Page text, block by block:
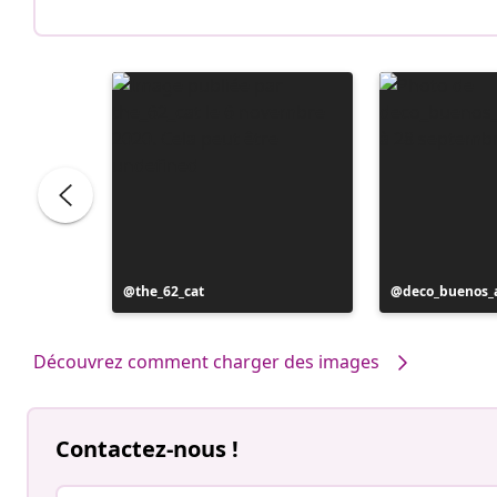
Publication
publiée
the_62_cat
Publication
publiée
Découvrez comment charger des images
Contactez-nous !